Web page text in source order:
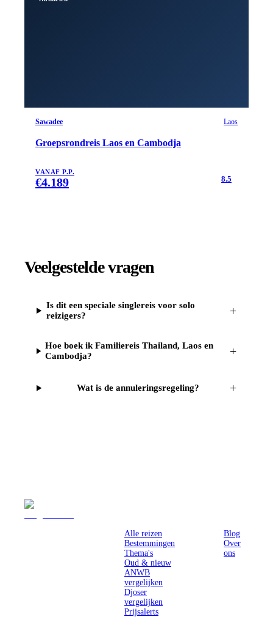
Sawadee Laos
Groepsrondreis Laos en Cambodja
VANAF P.P.
€4.189 8.5
Veelgestelde vragen
Is dit een speciale singlereis voor solo
reizigers?
+
Hoe boek ik Familiereis Thailand, Laos en
Cambodja?
+
Wat is de annuleringsregeling? +
Alle reizen
Bestemmingen
Thema's
Oud & nieuw
ANWB
vergelijken
Djoser
vergelijken
Prijsalerts
Blog
Over
ons